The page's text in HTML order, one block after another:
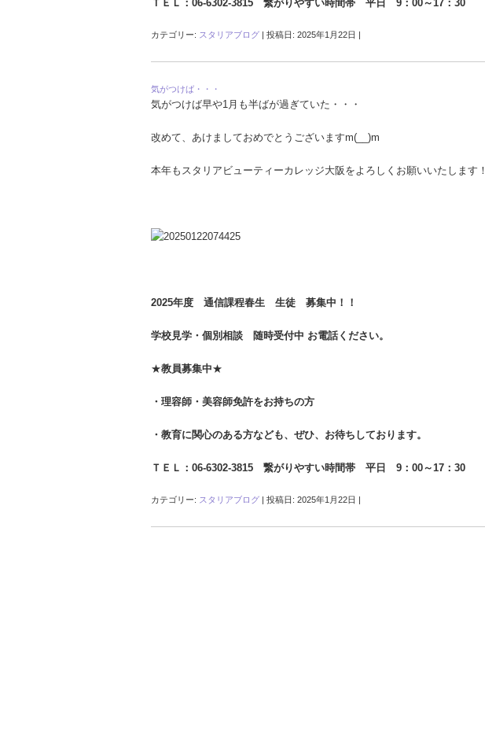
ＴＥＬ：06-6302-3815 繋がりやすい時間帯 平日 9：00～17：30
カテゴリー: スタリアブログ | 投稿日: 2025年1月22日 |
気がつけば・・・
気がつけば早や1月も半ばが過ぎていた・・・
改めて、あけましておめでとうございますm(__)m
本年もスタリアビューティーカレッジ大阪をよろしくお願いいたします！
2025年度 通信課程春生 生徒 募集中！！
学校見学・個別相談 随時受付中 お電話ください。
★教員募集中★
・理容師・美容師免許をお持ちの方
・教育に関心のある方なども、 ぜひ、お待ちしております。
ＴＥＬ：06-6302-3815 繋がりやすい時間帯 平日 9：00～17：30
カテゴリー: スタリアブログ | 投稿日: 2025年1月22日 |